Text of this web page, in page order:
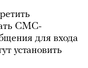
СМС-
для входа
установить